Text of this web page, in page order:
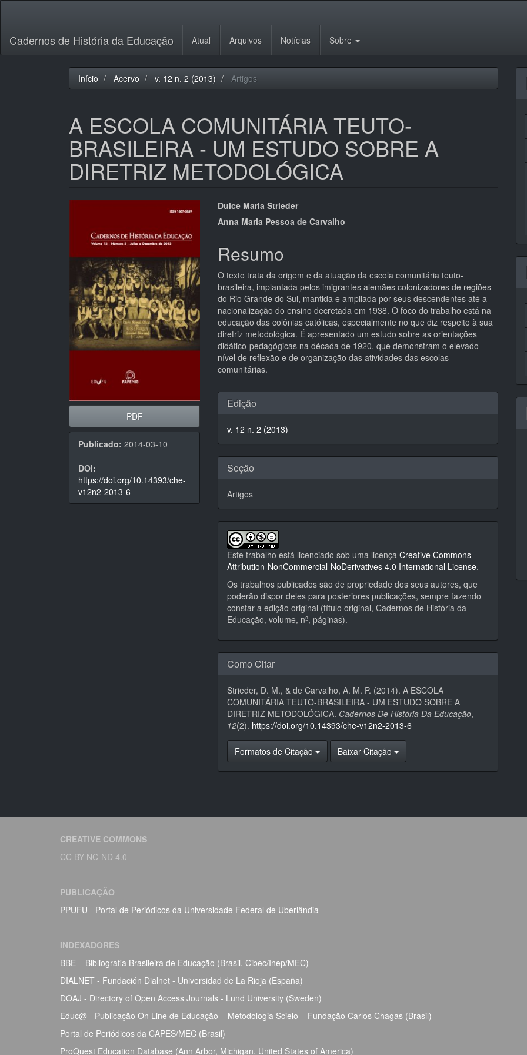
principal
Barra
Cadernos de História da Educação Atual Arquivos Notícias Sobre
Início Acervo v. 12 n. 2 (2013) Artigos
A ESCOLA COMUNITÁRIA TEUTO-
BRASILEIRA - UM ESTUDO SOBRE A
DIRETRIZ METODOLÓGICA
lateral
artigos
PDF
Publicado: 2014-03-10
DOI:
https://doi.org/10.14393/che-
v12n2-2013-6
Conteúdo
do
artigo
principal
Dulce Maria Strieder
Anna Maria Pessoa de Carvalho
Resumo
O texto trata da origem e da atuação da escola comunitária teuto-
brasileira, implantada pelos imigrantes alemães colonizadores de regiões
do Rio Grande do Sul, mantida e ampliada por seus descendentes até a
nacionalização do ensino decretada em 1938. O foco do trabalho está na
educação das colônias católicas, especialmente no que diz respeito à sua
diretriz metodológica. É apresentado um estudo sobre as orientações
didático-pedagógicas na década de 1920, que demonstram o elevado
nível de reflexão e de organização das atividades das escolas
comunitárias.
Detalhes
do
artigo
Edição
v. 12 n. 2 (2013)
Seção
Artigos
Este trabalho está licenciado sob uma licençaCreative Commons
Attribution-NonCommercial-NoDerivatives 4.0 International License.
Os trabalhos publicados são de propriedade dos seus autores, que
poderão dispor deles para posteriores publicações, sempre fazendo
constar a edição original (título original, Cadernos de História da
Educação, volume, nº, páginas).
Como Citar
Strieder, D. M., & de Carvalho, A. M. P. (2014). A ESCOLA
COMUNITÁRIA TEUTO-BRASILEIRA - UM ESTUDO SOBRE A
DIRETRIZ METODOLÓGICA. Cadernos De História Da Educação,
12(2). https://doi.org/10.14393/che-v12n2-2013-6
Formatos de Citação Baixar Citação
CREATIVE COMMONS
CC BY-NC-ND 4.0
PUBLICAÇÃO
PPUFU - Portal de Periódicos da Universidade Federal de Uberlândia
INDEXADORES
BBE – Bibliografia Brasileira de Educação (Brasil, Cibec/Inep/MEC)
DIALNET - Fundación Dialnet - Universidad de La Rioja (España)
DOAJ - Directory of Open Access Journals - Lund University (Sweden)
Educ@ - Publicação On Line de Educação – Metodologia Scielo – Fundação Carlos Chagas (Brasil)
Portal de Periódicos da CAPES/MEC (Brasil)
ProQuest Education Database (Ann Arbor, Michigan, United States of America)